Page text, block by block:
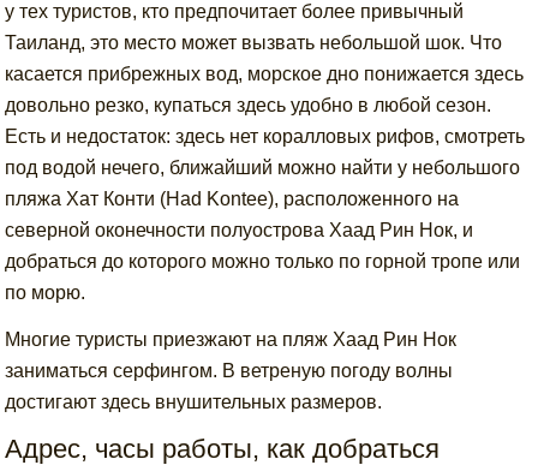
у тех туристов, кто предпочитает более привычный
Таиланд, это место может вызвать небольшой шок. Что
касается прибрежных вод, морское дно понижается здесь
довольно резко, купаться здесь удобно в любой сезон.
Есть и недостаток: здесь нет коралловых рифов, смотреть
под водой нечего, ближайший можно найти у небольшого
пляжа Хат Конти (Had Kontee), расположенного на
северной оконечности полуострова Хаад Рин Нок, и
добраться до которого можно только по горной тропе или
по морю.
Многие туристы приезжают на пляж Хаад Рин Нок
заниматься серфингом. В ветреную погоду волны
достигают здесь внушительных размеров.
Адрес, часы работы, как добраться